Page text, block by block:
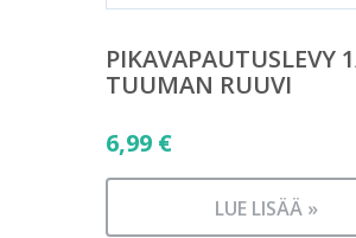
PIKAVAPAUTUSLEVY
TUUMAN RUUVI
6,99 €
LUE LISÄÄ »